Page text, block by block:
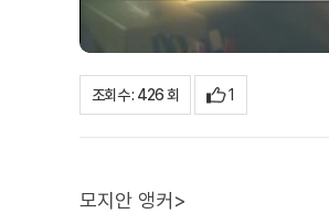
조회수 : 426 회 1
모지안 앵커>